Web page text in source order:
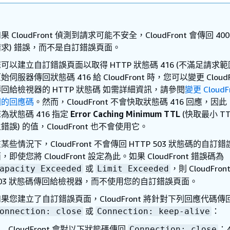
CloudFront 偵測到請求可能不安全，CloudFront 會傳回
) 錯誤，而不是自訂錯誤頁面。
以建立自訂錯誤頁面以取得 HTTP 狀態碼 416 (不滿足請求
伺服器傳回狀態碼 416 給 CloudFront 時，您可以變更
給檢視器的 HTTP 狀態碼 如需詳細資訊，請參閱變更
回應碼 。然而，CloudFront 不會快取狀態碼 416 回應，因此
狀態碼 416 指定 Error Caching Minimum TTL (快取最小
誤) 的值，CloudFront 也不會使用它。
些情況下，CloudFront 不會傳回 HTTP 503 狀態碼的自訂錯
即使您將 CloudFront 設定為此。如果 CloudFront 錯誤碼為
Exceeded 或 Limit Exceeded ，則
狀態碼傳回給檢視器，而不使用您的自訂錯誤頁面。
您建立了自訂錯誤頁面，CloudFront 將針對下列回應代碼傳
close 或 Connection: keep-alive ：